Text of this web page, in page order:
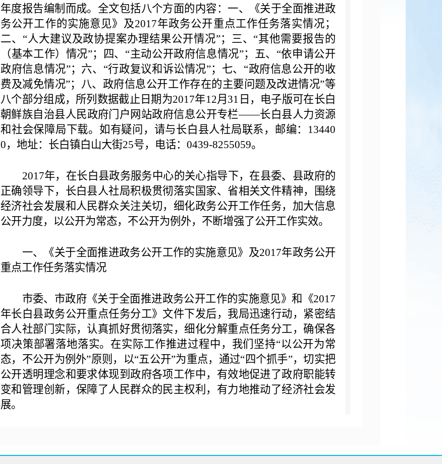
年度报告编制而成。全文包括八个方面的内容：一、《关于全面推进政
务公开工作的实施意见》及2017年政务公开重点工作任务落实情况；
二、“人大建议及政协提案办理结果公开情况”；三、“其他需要报告的
（基本工作）情况”；四、“主动公开政府信息情况”；五、“依申请公开
政府信息情况”；六、“行政复议和诉讼情况”；七、“政府信息公开的收
费及减免情况”；八、政府信息公开工作存在的主要问题及改进情况”等
八个部分组成，所列数据截止日期为2017年12月 31 日，电子版可在长白
朝鲜族自治县人民政府门户网站政府信息公开专栏——长白县人力资源
和社会保障局下载。如有疑问，请与长白县人社局联系，邮编： 13440
0，地址：长白镇白山大街25号，电话： 0439-8255059。
2017年，在长白县政务服务中心的关心指导下，在县委、县政府的
正确领导下，长白县人社局积极贯彻落实国家、省相关文件精神，围绕
经济社会发展和人民群众关注关切，细化政务公开工作任务，加大信息
公开力度，以公开为常态，不公开为例外，不断增强了公开工作实效。
一、《关于全面推进政务公开工作的实施意见》及2017年政务公开
重点工作任务落实情况
市委、市政府《关于全面推进政务公开工作的实施意见》和《2017
年长白县政务公开重点任务分工》文件下发后，我局迅速行动，紧密结
合人社部门实际，认真抓好贯彻落实，细化分解重点任务分工，确保各
项决策部署落地落实。在实际工作推进过程中，我们坚持“以公开为常
态，不公开为例外”原则，以“五公开”为重点，通过“四个抓手”，切实把
公开透明理念和要求体现到政府各项工作中，有效地促进了政府职能转
变和管理创新，保障了人民群众的民主权利，有力地推动了经济社会发
展。